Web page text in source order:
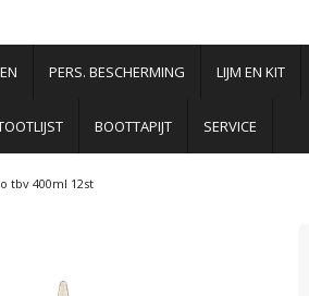
PERS. BESCHERMING LIJM EN KIT
BOOTTAPIJT SERVICE
tbv 400ml 12st